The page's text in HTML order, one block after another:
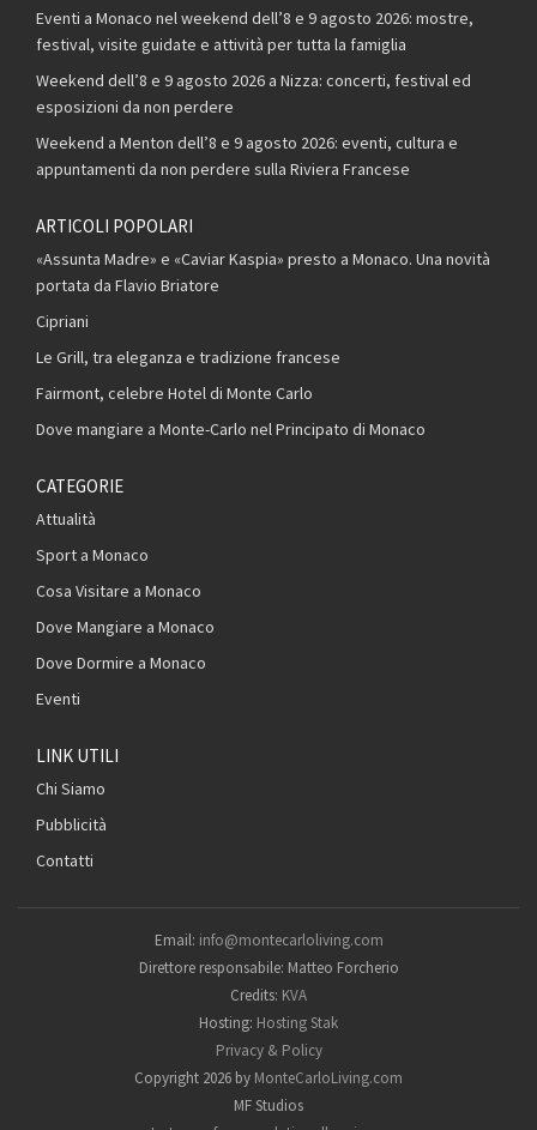
Eventi a Monaco nel weekend dell’8 e 9 agosto 2026: mostre,
festival, visite guidate e attività per tutta la famiglia
Weekend dell’8 e 9 agosto 2026 a Nizza: concerti, festival ed
esposizioni da non perdere
Weekend a Menton dell’8 e 9 agosto 2026: eventi, cultura e
appuntamenti da non perdere sulla Riviera Francese
ARTICOLI POPOLARI
«Assunta Madre» e «Caviar Kaspia» presto a Monaco. Una novità
portata da Flavio Briatore
Cipriani
Le Grill, tra eleganza e tradizione francese
Fairmont, celebre Hotel di Monte Carlo
Dove mangiare a Monte-Carlo nel Principato di Monaco
CATEGORIE
Attualità
Sport a Monaco
Cosa Visitare a Monaco
Dove Mangiare a Monaco
Dove Dormire a Monaco
Eventi
LINK UTILI
Chi Siamo
Pubblicità
Contatti
Email: info@montecarloliving.com
Direttore responsabile: Matteo Forcherio
Credits: KVA
Hosting: Hosting Stak
Privacy & Policy
Copyright 2026 by MonteCarloLiving.com
MF Studios